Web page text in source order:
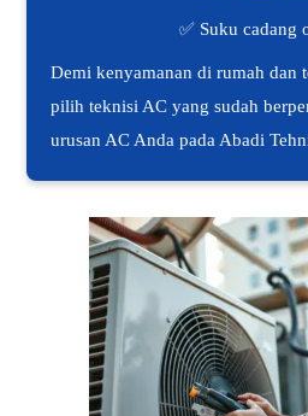
✅ Suku cadang
Demi kenyamanan di rumah dan
pilih teknisi AC yang sudah
urusan AC Anda pada Abadi